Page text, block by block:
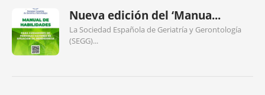
Nueva edición del ‘Manua...
La Sociedad Española de Geriatría y Gerontología
(SEGG)...